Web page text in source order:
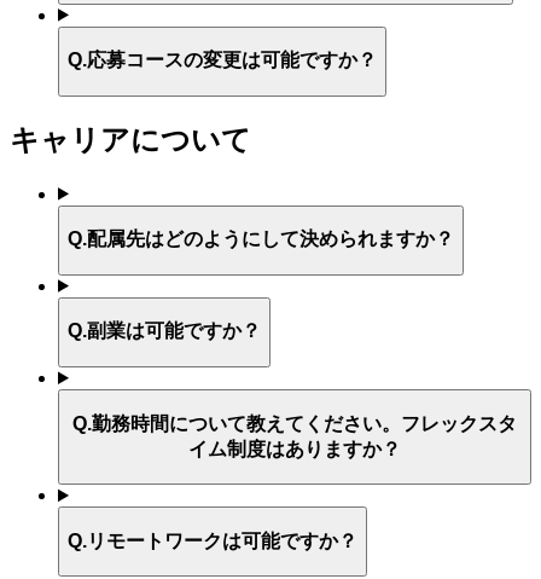
Q.応募コースの変更は可能ですか？
キャリアについて
Q.配属先はどのようにして決められますか？
Q.副業は可能ですか？
Q.勤務時間について教えてください。フレックスタ
イム制度はありますか？
Q.リモートワークは可能ですか？